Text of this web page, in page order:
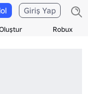
Robux
Giriş Yap